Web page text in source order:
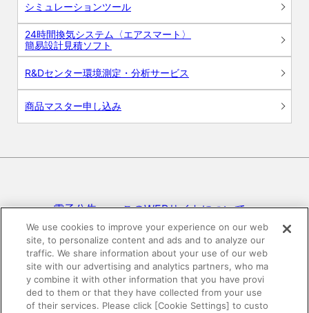
シミュレーションツール
24時間換気システム〈エアスマート〉
簡易設計見積ソフト
R&Dセンター環境測定・分析サービス
商品マスター申し込み
電子公告 このWEBサイトについて
プライバシーポリシー
SNSコミュニティガイドライン サイトマップ
We use cookies to improve your experience on our web
site, to personalize content and ads and to analyze our
traffic. We share information about your use of our web
site with our advertising and analytics partners, who ma
y combine it with other information that you have provi
ded to them or that they have collected from your use
of their services. Please click [Cookie Settings] to custo